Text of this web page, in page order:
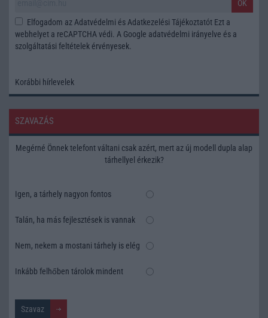
OK
Elfogadom az Adatvédelmi és Adatkezelési Tájékoztatót Ezt a
webhelyet a reCAPTCHA védi. A Google adatvédelmi irányelve és a
szolgáltatási feltételek érvényesek.
Korábbi hírlevelek
SZAVAZÁS
Megérné Önnek telefont váltani csak azért, mert az új modell dupla alap
tárhellyel érkezik?
Igen, a tárhely nagyon fontos
Talán, ha más fejlesztések is vannak
Nem, nekem a mostani tárhely is elég
Inkább felhőben tárolok mindent